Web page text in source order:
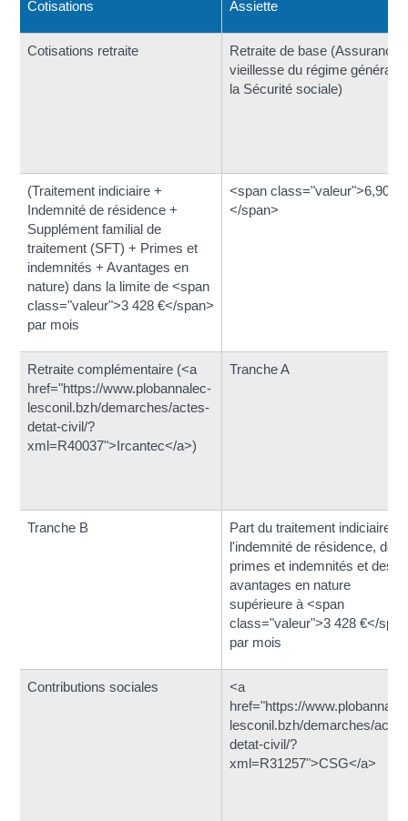
Cotisations Assiette
Cotisations retraite
Retraite de base (Assurance
vieillesse du régime général
la Sécurité sociale)
(Traitement indiciaire +
Indemnité de résidence +
Supplément familial de
traitement (SFT) + Primes et
indemnités + Avantages en
nature) dans la limite de <span
class="valeur">3 428 €</span>
par mois
<span class="valeur">6,90 %
</span>
Retraite complémentaire (<a
href="https://www.plobannalec-
lesconil.bzh/demarches/actes-
detat-civil/?
xml=R40037">Ircantec</a>)
Tranche A
Tranche B
Part du traitement indiciaire,
l'indemnité de résidence, des
primes et indemnités et des
avantages en nature
supérieure à <span
class="valeur">3 428 €</
par mois
Contributions sociales
<a
href="https://
lesconil.bzh/demarches/
detat-civil/?
xml=R31257">CSG</a>